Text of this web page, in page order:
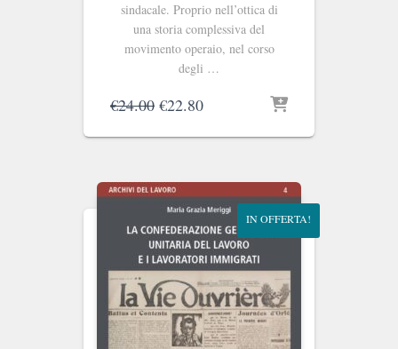
sindacale. Proprio nell’ottica di
una storia complessiva del
movimento operaio, nel corso
degli …
€24.00 Il
originale
€24.00.
€22.80Il
attuale
€22.80.
IN OFFERTA!